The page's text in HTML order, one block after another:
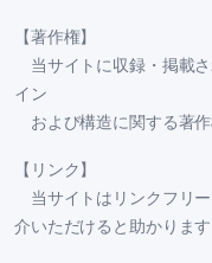
【著作権】
当サイトに収録・掲載
イン
および構造に関する著作
【リンク】
当サイトはリンクフリ
介いただけると助かります